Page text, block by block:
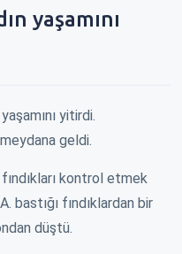
yaşamını
yitirdi.
geldi.
kontrol etmek
bastığı fındıklardan bir
düştü.